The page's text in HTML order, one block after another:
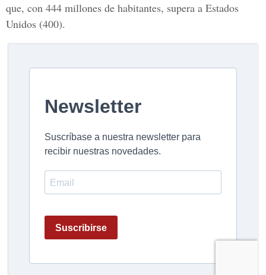
que, con 444 millones de habitantes, supera a Estados
Unidos (400).